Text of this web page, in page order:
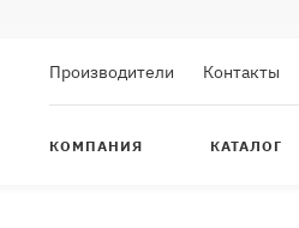
Производители Контакты
КОМПАНИЯ КАТАЛОГ